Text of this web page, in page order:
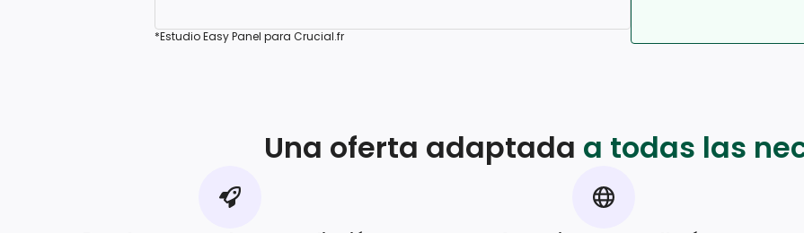
*Estudio Easy Panel para Crucial.fr
Una oferta adaptada a todas las